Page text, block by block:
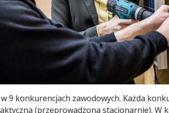
9 konkurencjach zawodowych. Każda
(przeprowadzona stacjonarnie). W